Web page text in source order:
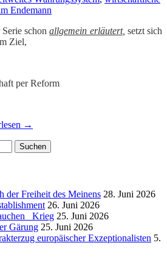
Endemann
Serie schonallgemein erläutert, setzt sich
Ziel,
per Reform
→
der Freiheit des Meinens 28. Juni 2026
26. Juni 2026
Krieg 25. Juni 2026
Gärung 25. Juni 2026
europäischer Exzeptionalisten 5.